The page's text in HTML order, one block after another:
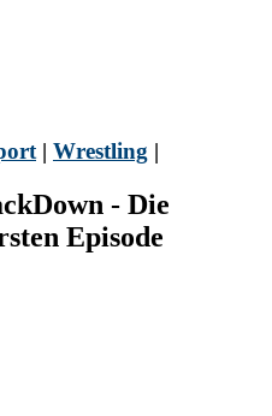
| Wrestling |
- Die
Episode